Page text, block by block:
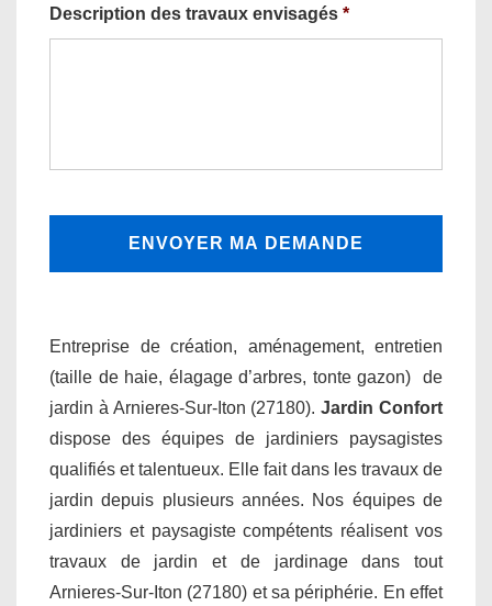
Description des travaux envisagés *
Entreprise de création, aménagement, entretien
(taille de haie, élagage d’arbres, tonte gazon) de
jardin à Arnieres-Sur-Iton (27180).Jardin Confort
dispose des équipes de jardiniers paysagistes
qualifiés et talentueux. Elle fait dans les travaux de
jardin depuis plusieurs années. Nos équipes de
jardiniers et paysagiste compétents réalisent vos
travaux de jardin et de jardinage dans tout
Arnieres-Sur-Iton (27180) et sa périphérie. En effet